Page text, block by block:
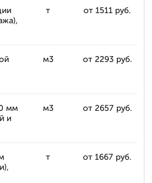
т от 1511 руб.
м3 от 2293 руб.
мм
и
м3 от 2657 руб.
т от 1667 руб.